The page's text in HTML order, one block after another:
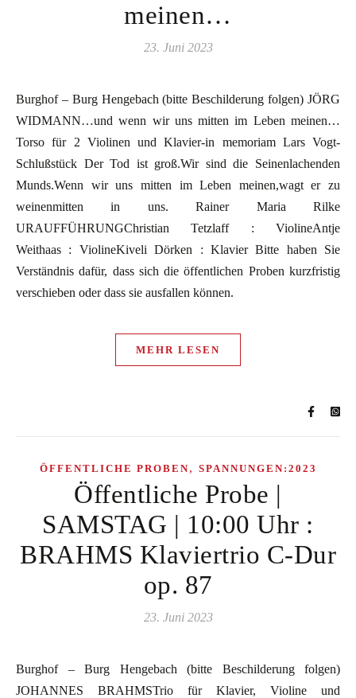
meinen…
23. Juni 2023
Burghof – Burg Hengebach (bitte Beschilderung folgen) JÖRG
WIDMANN…und wenn wir uns mitten im Leben meinen…
Torso für 2 Violinen und Klavier-in memoriam Lars Vogt-
Schlußstück Der Tod ist groß.Wir sind die Seinenlachenden
Munds.Wenn wir uns mitten im Leben meinen,wagt er zu
weinenmitten in uns. Rainer Maria Rilke
URAUFFÜHRUNGChristian Tetzlaff : ViolineAntje
Weithaas : ViolineKiveli Dörken : Klavier Bitte haben Sie
Verständnis dafür, dass sich die öffentlichen Proben kurzfristig
verschieben oder dass sie ausfallen können.
MEHR LESEN
ÖFFENTLICHE PROBEN, SPANNUNGEN:2023
Öffentliche Probe |
SAMSTAG | 10:00 Uhr :
BRAHMS Klaviertrio C-Dur
op. 87
23. Juni 2023
Burghof – Burg Hengebach (bitte Beschilderung folgen)
JOHANNES BRAHMSTrio für Klavier, Violine und